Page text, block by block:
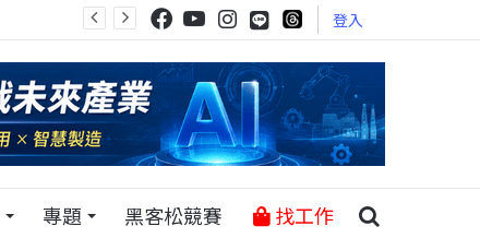
登入
專題 黑客松競賽 找工作